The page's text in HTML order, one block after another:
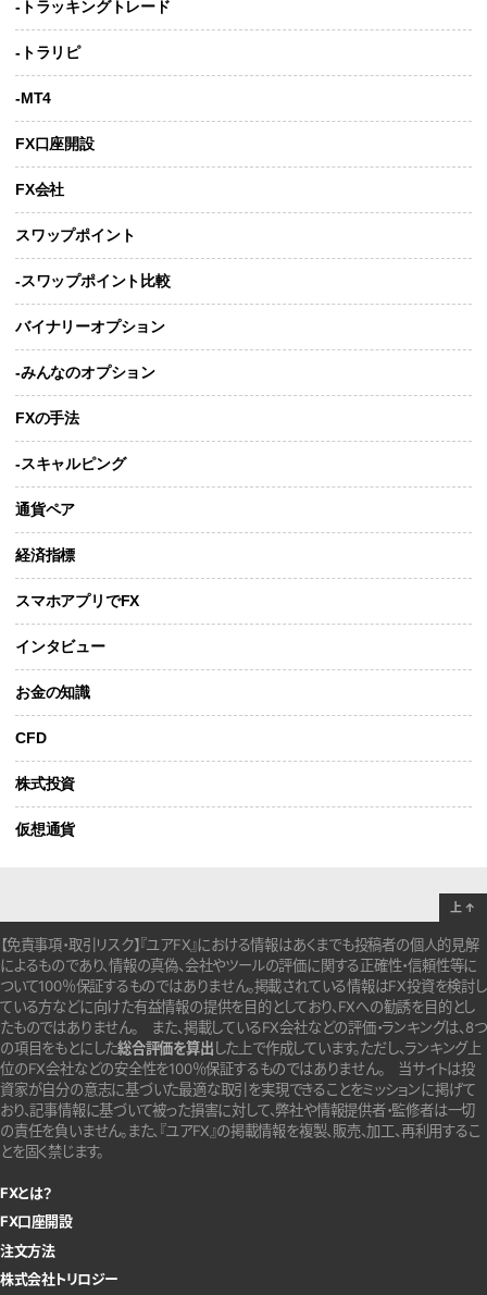
-トラッキングトレード
-トラリピ
-MT4
FX口座開設
FX会社
スワップポイント
-スワップポイント比較
バイナリーオプション
-みんなのオプション
FXの手法
-スキャルピング
通貨ペア
経済指標
スマホアプリでFX
インタビュー
お金の知識
CFD
株式投資
仮想通貨
【免責事項・取引リスク】『ユアFX』における情報はあくまでも投稿者の個人的見解
によるものであり、情報の真偽、会社やツールの評価に関する正確性・信頼性等に
ついて100％保証するものではありません。掲載されている情報はFX投資を検討し
ている方などに向けた有益情報の提供を目的としており、FXへの勧誘を目的とし
たものではありません。 また、掲載しているFX会社などの評価・ランキングは、8つ
の項目をもとにした総合評価を算出 した上で作成しています。ただし、ランキング上
位のFX会社などの安全性を100％保証するものではありません。
当サイトは投
資家が自分の意志に基づいた最適な取引を実現できることをミッションに掲げて
おり、記事情報に基づいて被った損害に対して、弊社や情報提供者・監修者は一切
の責任を負いません。また、『ユアFX』の掲載情報を複製、販売、加工、再利用するこ
とを固く禁じます。
FXとは？
FX口座開設
注文方法
株式会社トリロジー
上 ↑